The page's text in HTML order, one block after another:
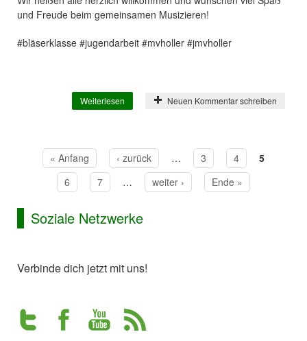
und Freude beim gemeinsamen Musizieren!
#bläserklasse #jugendarbeit #mvholler #jmvholler
Weiterlesen
über Unsere neue Bläserklasse hat
Neuen Kommentar schreiben
Seiten« Anfang ‹ zurück … 3 4
5
6
7 … weiter › Ende »
Soziale Netzwerke
Verbinde dich jetzt mit uns!